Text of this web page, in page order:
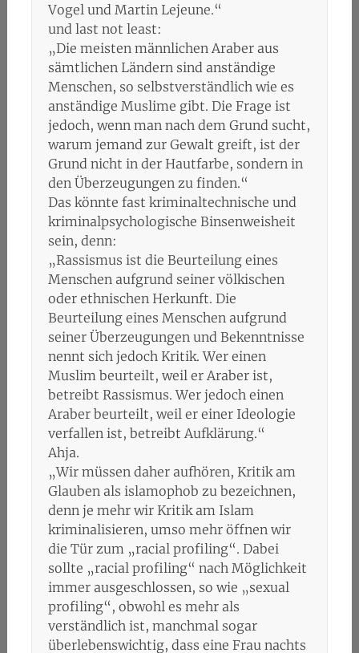
Vogel und Martin Lejeune.“
und last not least:
„Die meisten männlichen Araber aus
sämtlichen Ländern sind anständige
Menschen, so selbstverständlich wie es
anständige Muslime gibt. Die Frage ist
jedoch, wenn man nach dem Grund sucht,
warum jemand zur Gewalt greift, ist der
Grund nicht in der Hautfarbe, sondern in
den Überzeugungen zu finden.“
Das könnte fast kriminaltechnische und
kriminalpsychologische Binsenweisheit
sein, denn:
„Rassismus ist die Beurteilung eines
Menschen aufgrund seiner völkischen
oder ethnischen Herkunft. Die
Beurteilung eines Menschen aufgrund
seiner Überzeugungen und Bekenntnisse
nennt sich jedoch Kritik. Wer einen
Muslim beurteilt, weil er Araber ist,
betreibt Rassismus. Wer jedoch einen
Araber beurteilt, weil er einer Ideologie
verfallen ist, betreibt Aufklärung.“
Ahja.
„Wir müssen daher aufhören, Kritik am
Glauben als islamophob zu bezeichnen,
denn je mehr wir Kritik am Islam
kriminalisieren, umso mehr öffnen wir
die Tür zum „racial profiling“. Dabei
sollte „racial profiling“ nach Möglichkeit
immer ausgeschlossen, so wie „sexual
profiling“, obwohl es mehr als
verständlich ist, manchmal sogar
überlebenswichtig, dass eine Frau nachts